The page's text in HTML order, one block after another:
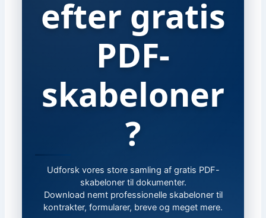
efter gratis
PDF-
skabeloner
?
Udforsk vores store samling af gratis PDF-
skabeloner til dokumenter.
Download nemt professionelle skabeloner til
kontrakter, formularer, breve og meget mere.